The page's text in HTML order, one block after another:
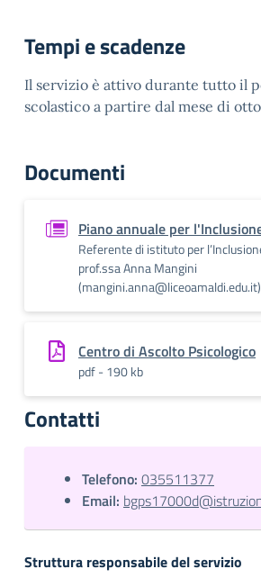
Tempi e scadenze
Il servizio è attivo durante tutto il
scolastico a partire dal mese di
Documenti
Piano annuale per
Referente di istituto per
prof.ssa Anna Mangini
(mangini.anna@liceoamaldi.edu.it)
Centro di Ascolto Psicologico
pdf - 190 kb
Contatti
Telefono: 035511377
Email:
Struttura responsabile del servizio